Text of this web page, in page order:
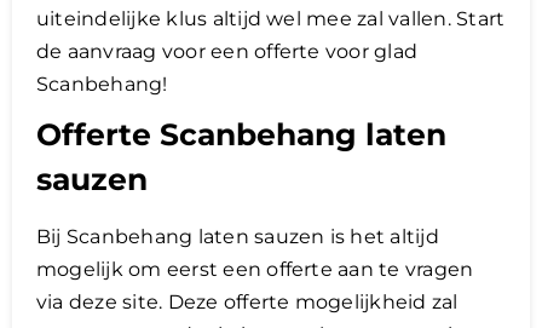
uiteindelijke klus altijd wel mee zal vallen. Start
de aanvraag voor een offerte voor glad
Scanbehang!
Offerte Scanbehang laten
sauzen
Bij Scanbehang laten sauzen is het altijd
mogelijk om eerst een offerte aan te vragen
via deze site. Deze offerte mogelijkheid zal